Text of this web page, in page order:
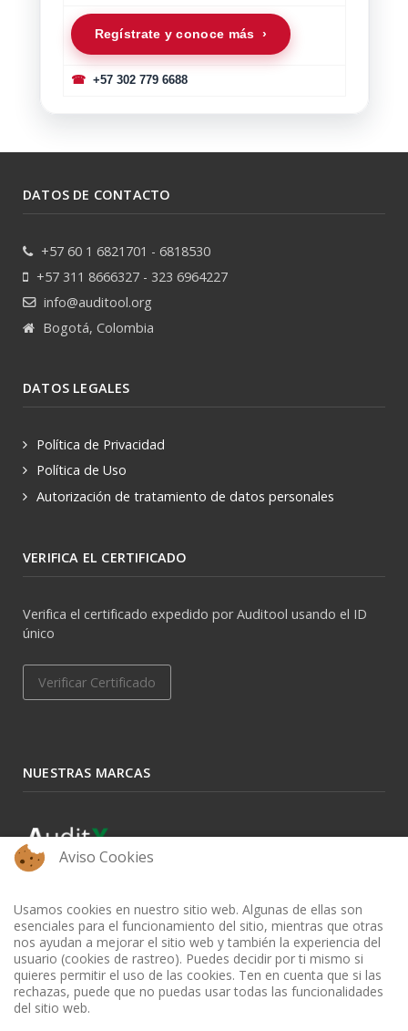
Regístrate y conoce más ›
☎+57 302 779 6688
DATOS DE CONTACTO
+57 60 1 6821701 - 6818530
+57 311 8666327 - 323 6964227
info@auditool.org
Bogotá, Colombia
DATOS LEGALES
Política de Privacidad
Política de Uso
Autorización de tratamiento de datos personales
VERIFICA EL CERTIFICADO
Verifica el certificado expedido por Auditool usando el ID
único
Verificar Certificado
NUESTRAS MARCAS
Aviso Cookies
Usamos cookies en nuestro sitio web. Algunas de ellas son
esenciales para el funcionamiento del sitio, mientras que otras
nos ayudan a mejorar el sitio web y también la experiencia del
usuario (cookies de rastreo). Puedes decidir por ti mismo si
quieres permitir el uso de las cookies. Ten en cuenta que si las
rechazas, puede que no puedas usar todas las funcionalidades
del sitio web.